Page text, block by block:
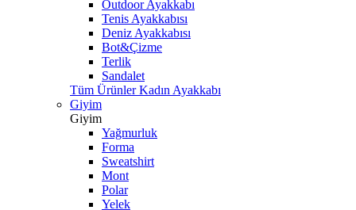
Outdoor Ayakkabı
Tenis Ayakkabısı
Deniz Ayakkabısı
Bot&Çizme
Terlik
Sandalet
Tüm Ürünler Kadın Ayakkabı
Giyim
Giyim
Yağmurluk
Forma
Sweatshirt
Mont
Polar
Yelek